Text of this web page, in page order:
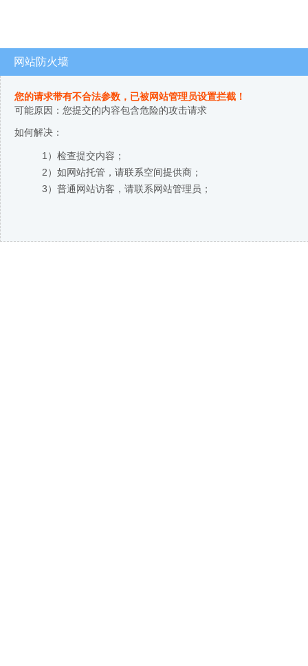
网站防火墙
您的请求带有不合法参数，已被网站管理员设置拦截！
可能原因：您提交的内容包含危险的攻击请求
如何解决：
1）检查提交内容；
2）如网站托管，请联系空间提供商；
3）普通网站访客，请联系网站管理员；